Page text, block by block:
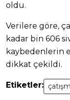
oldu.
Verilere göre,
kadar bin 606
kaybedenlerin
dikkat çekildi.
Etiketler: